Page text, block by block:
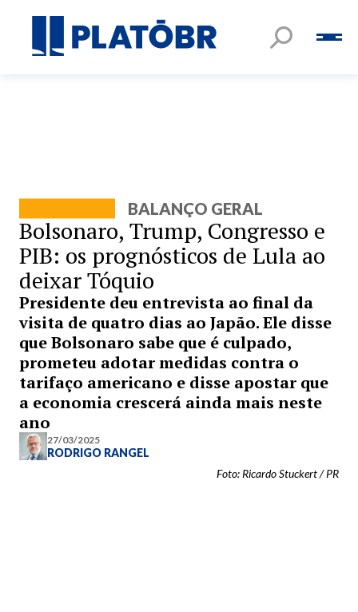
BALANÇO GERAL
Bolsonaro, Trump, Congresso e
PIB: os prognósticos de Lula ao
deixar Tóquio
Presidente deu entrevista ao final da
visita de quatro dias ao Japão. Ele disse
que Bolsonaro sabe que é culpado,
prometeu adotar medidas contra o
tarifaço americano e disse apostar que
a economia crescerá ainda mais neste
ano
27/03/2025
RODRIGO RANGEL
Foto: Ricardo Stuckert / PR